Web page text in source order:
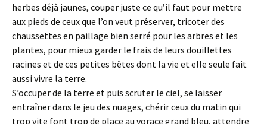
herbes déjà jaunes, couper juste ce qu’il faut pour mettre
aux pieds de ceux que l’on veut préserver, tricoter des
chaussettes en paillage bien serré pour les arbres et les
plantes, pour mieux garder le frais de leurs douillettes
racines et de ces petites bêtes dont la vie et elle seule fait
aussi vivre la terre.
S’occuper de la terre et puis scruter le ciel, se laisser
entraîner dans le jeu des nuages, chérir ceux du matin qui
trop vite font trop de place au vorace grand bleu, attendre